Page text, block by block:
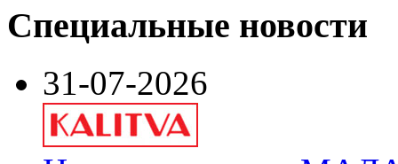
Специальные новости
31-07-2026